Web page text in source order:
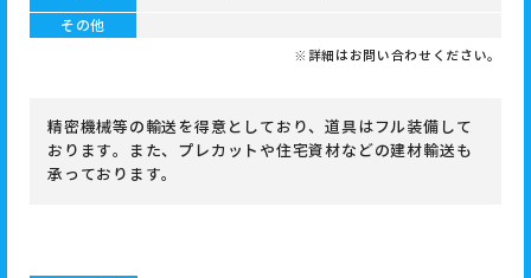
その他
※詳細はお問い合わせください。
精密機械等の輸送を得意としており、道具はフル装備して
おります。また、プレカットや住宅資材などの建材輸送も
承っております。